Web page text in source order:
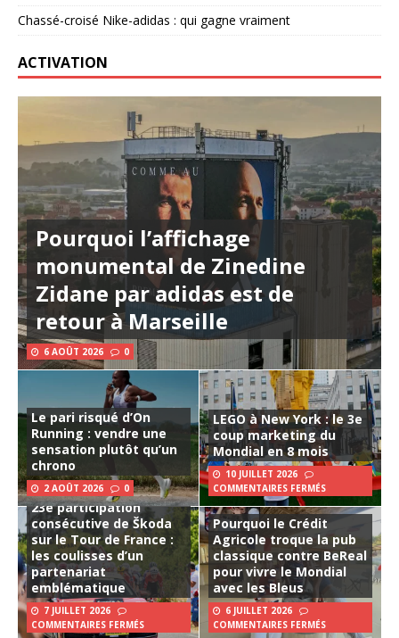
Chassé-croisé Nike-adidas : qui gagne vraiment
ACTIVATION
Pourquoi l’affichage
monumental de Zinedine
Zidane par adidas est de
retour à Marseille
6 AOÛT 2026 0
Le pari risqué d’On
Running : vendre une
sensation plutôt qu’un
chrono
2 AOÛT 2026 0
LEGO à New York : le 3e
coup marketing du
Mondial en 8 mois
10 JUILLET 2026
COMMENTAIRES FERMÉS
23e participation
consécutive de Škoda
sur le Tour de France :
les coulisses d’un
partenariat
emblématique
7 JUILLET 2026
COMMENTAIRES FERMÉS
Pourquoi le Crédit
Agricole troque la pub
classique contre BeReal
pour vivre le Mondial
avec les Bleus
6 JUILLET 2026
COMMENTAIRES FERMÉS